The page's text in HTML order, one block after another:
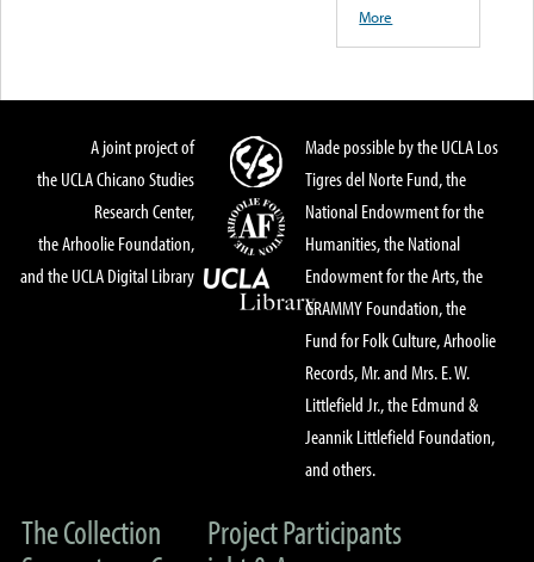
More
A joint project of
the UCLA Chicano Studies
Research Center,
the Arhoolie Foundation,
and the UCLA Digital Library
Made possible by the UCLA Los
Tigres del Norte Fund, the
National Endowment for the
Humanities, the National
Endowment for the Arts, the
GRAMMY Foundation, the
Fund for Folk Culture, Arhoolie
Records, Mr. and Mrs. E. W.
Littlefield Jr., the Edmund &
Jeannik Littlefield Foundation,
and others.
The Collection
Project Participants